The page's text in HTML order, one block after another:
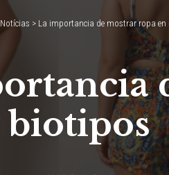
Notícias > La importancia de mostrar ropa
biotipos